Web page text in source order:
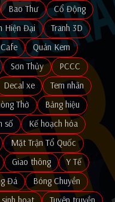
Bao Thư
Cổ Động
Hiện Đại
Tranh 3D
Quán Kem
Sơn Thủy
PCCC
Decal xe
Tem nhãn
Thờ
Bảng hiệu
số
Kế hoạch hóa
Mặt Trận Tổ Quốc
Giao thông
Y Tế
Đá
Bóng Chuyền